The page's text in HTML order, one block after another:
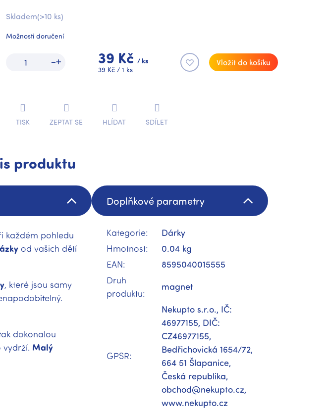
Skladem(>10 ks)
Možnosti doručení
39 Kč / ks
Měrná
39 Kč / 1 ks
Vložit do košíku
TISK ZEPTAT SE HLÍDAT SDÍLET
produktu
každém pohledu
od vašich dětí
, které jsou samy
dokonalou
vydrží. Malý
Doplňkové parametry
Kategorie:
Dárky
Hmotnost:
0.04 kg
EAN:
8595040015555
Druh
produktu:
magnet
GPSR:
Nekupto s.r.o., IČ:
46977155, DIČ:
CZ46977155,
Bedřichovická 1654/72,
664 51 Šlapanice,
Česká republika,
obchod@nekupto.cz,
www.nekupto.cz